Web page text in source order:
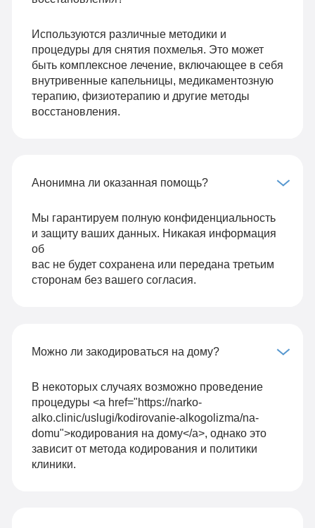
Используются различные методики и
процедуры для снятия похмелья. Это может
быть комплексное лечение, включающее в себя
внутривенные капельницы, медикаментозную
терапию, физиотерапию и другие методы
восстановления.
Анонимна ли оказанная помощь?
Мы гарантируем полную конфиденциальность
и защиту ваших данных. Никакая информация
об
вас не будет сохранена или передана третьим
сторонам без вашего согласия.
Можно ли закодироваться на дому?
В некоторых случаях возможно проведение
процедуры <a href="https://narko-
alko.clinic/uslugi/kodirovanie-alkogolizma/na-
domu">кодирования на дому</a>, однако это
зависит от метода кодирования и политики
клиники.